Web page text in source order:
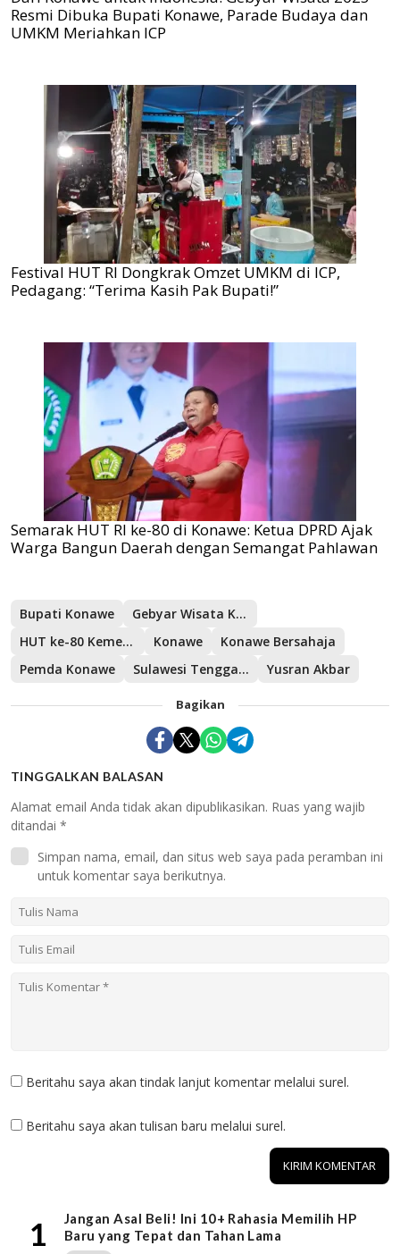
Resmi Dibuka Bupati Konawe, Parade Budaya dan
UMKM Meriahkan ICP
Festival HUT RI Dongkrak Omzet UMKM di ICP,
Pedagang: “Terima Kasih Pak Bupati!”
Semarak HUT RI ke-80 di Konawe: Ketua DPRD Ajak
Warga Bangun Daerah dengan Semangat Pahlawan
Bupati Konawe
Gebyar Wisata Konawe
HUT ke-80 Kemerdekaan RI
Konawe
Konawe Bersahaja
Pemda Konawe
Sulawesi Tenggara Yusran Akbar
Bagikan
TINGGALKAN BALASAN
Alamat email Anda tidak akan dipublikasikan. Ruas yang wajib
ditandai *
Simpan nama, email, dan situs web saya pada peramban ini
untuk komentar saya berikutnya.
Beritahu saya akan tindak lanjut komentar melalui surel.
Beritahu saya akan tulisan baru melalui surel.
1
Jangan Asal Beli! Ini 10+ Rahasia Memilih HP
Baru yang Tepat dan Tahan Lama